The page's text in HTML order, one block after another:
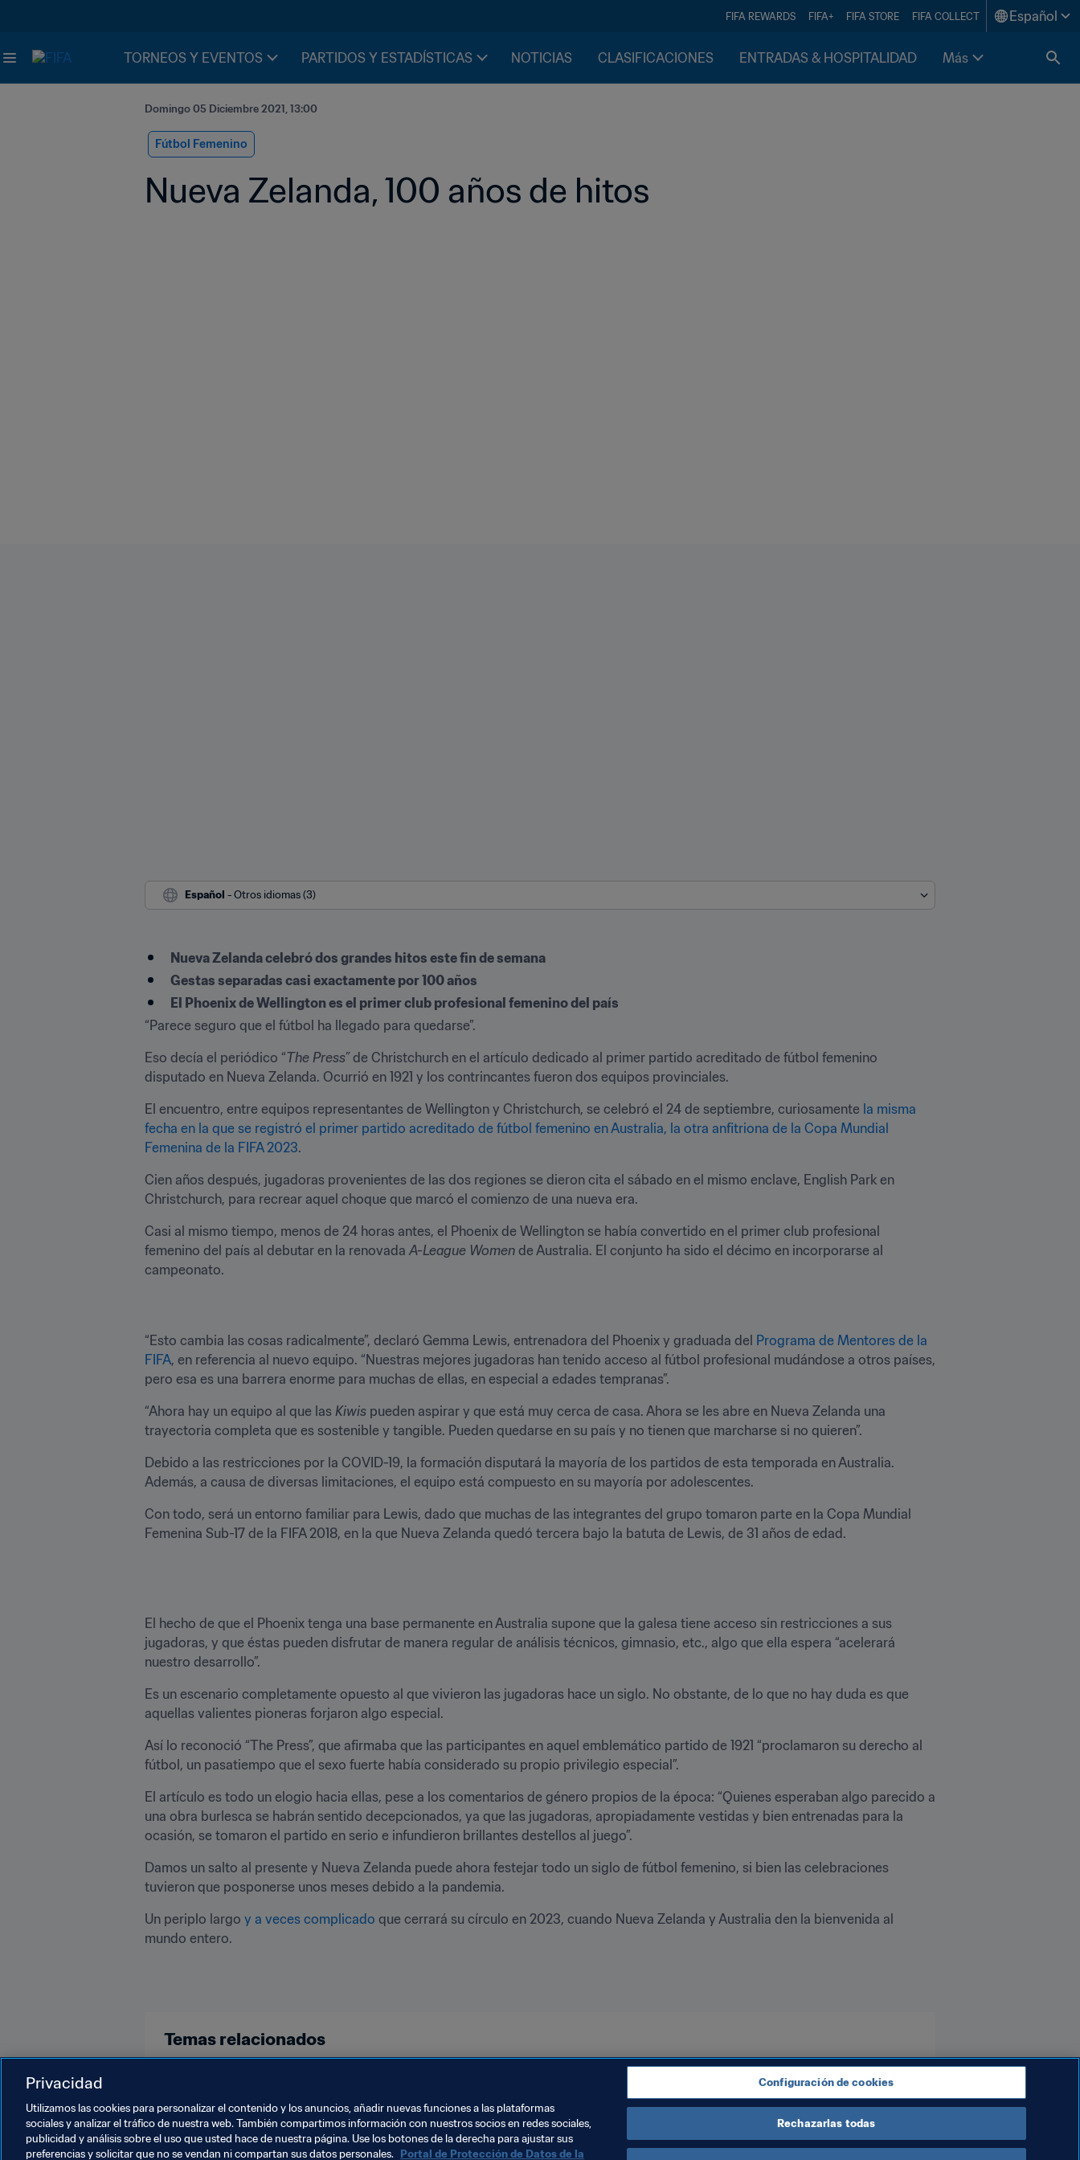
FIFA REWARDS FIFA+ FIFA STORE FIFA COLLECT Español
TORNEOS Y EVENTOS PARTIDOS Y ESTADÍSTICAS NOTICIAS CLASIFICACIONES ENTRADAS & HOSPITALIDAD Más
Domingo 05 Diciembre 2021, 13:00
Fútbol Femenino
Nueva Zelanda, 100 años de hitos
Español - Otros idiomas (3)
Nueva Zelanda celebró dos grandes hitos este fin de semana
Gestas separadas casi exactamente por 100 años
El Phoenix de Wellington es el primer club profesional femenino del país
“Parece seguro que el fútbol ha llegado para quedarse”.
Eso decía el periódico “The Press” de Christchurch en el artículo dedicado al primer partido acreditado de fútbol femenino
disputado en Nueva Zelanda. Ocurrió en 1921 y los contrincantes fueron dos equipos provinciales.
El encuentro, entre equipos representantes de Wellington y Christchurch, se celebró el 24 de septiembre, curiosamente la misma
fecha en la que se registró el primer partido acreditado de fútbol femenino en Australia, la otra anfitriona de la Copa Mundial
Femenina de la FIFA 2023.
Cien años después, jugadoras provenientes de las dos regiones se dieron cita el sábado en el mismo enclave, English Park en
Christchurch, para recrear aquel choque que marcó el comienzo de una nueva era.
Casi al mismo tiempo, menos de 24 horas antes, el Phoenix de Wellington se había convertido en el primer club profesional
femenino del país al debutar en la renovada A-League Women de Australia. El conjunto ha sido el décimo en incorporarse al
campeonato.
“Esto cambia las cosas radicalmente”, declaró Gemma Lewis, entrenadora del Phoenix y graduada del Programa de Mentores de la
FIFA, en referencia al nuevo equipo. “Nuestras mejores jugadoras han tenido acceso al fútbol profesional mudándose a otros países,
pero esa es una barrera enorme para muchas de ellas, en especial a edades tempranas”.
“Ahora hay un equipo al que las Kiwis pueden aspirar y que está muy cerca de casa. Ahora se les abre en Nueva Zelanda una
trayectoria completa que es sostenible y tangible. Pueden quedarse en su país y no tienen que marcharse si no quieren”.
Debido a las restricciones por la COVID-19, la formación disputará la mayoría de los partidos de esta temporada en Australia.
Además, a causa de diversas limitaciones, el equipo está compuesto en su mayoría por adolescentes.
Con todo, será un entorno familiar para Lewis, dado que muchas de las integrantes del grupo tomaron parte en la Copa Mundial
Femenina Sub-17 de la FIFA 2018, en la que Nueva Zelanda quedó tercera bajo la batuta de Lewis, de 31 años de edad.
El hecho de que el Phoenix tenga una base permanente en Australia supone que la galesa tiene acceso sin restricciones a sus
jugadoras, y que éstas pueden disfrutar de manera regular de análisis técnicos, gimnasio, etc., algo que ella espera “acelerará
nuestro desarrollo”.
Es un escenario completamente opuesto al que vivieron las jugadoras hace un siglo. No obstante, de lo que no hay duda es que
aquellas valientes pioneras forjaron algo especial.
Así lo reconoció “The Press”, que afirmaba que las participantes en aquel emblemático partido de 1921 “proclamaron su derecho al
fútbol, un pasatiempo que el sexo fuerte había considerado su propio privilegio especial”.
El artículo es todo un elogio hacia ellas, pese a los comentarios de género propios de la época: “Quienes esperaban algo parecido a
una obra burlesca se habrán sentido decepcionados, ya que las jugadoras, apropiadamente vestidas y bien entrenadas para la
ocasión, se tomaron el partido en serio e infundieron brillantes destellos al juego”.
Damos un salto al presente y Nueva Zelanda puede ahora festejar todo un siglo de fútbol femenino, si bien las celebraciones
tuvieron que posponerse unos meses debido a la pandemia.
Un periplo largo y a veces complicado que cerrará su círculo en 2023, cuando Nueva Zelanda y Australia den la bienvenida al
mundo entero.
Temas relacionados
Australia AFC
Privacidad
Utilizamos las cookies para personalizar el contenido y los anuncios, añadir nuevas funciones a las plataformas
sociales y analizar el tráfico de nuestra web. También compartimos información con nuestros socios en redes sociales,
publicidad y análisis sobre el uso que usted hace de nuestra página. Use los botones de la derecha para ajustar sus
preferencias y solicitar que no se vendan ni compartan sus datos personales. Portal de Protección de Datos de la
Configuración de cookies
Rechazarlas todas